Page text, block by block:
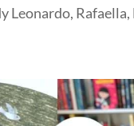
Leonardo,